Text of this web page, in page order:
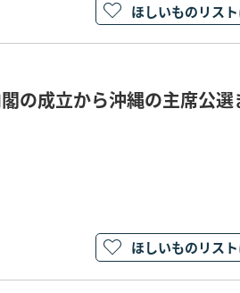
ほしいものリス
成立から沖縄の主席公選
ほしいものリス